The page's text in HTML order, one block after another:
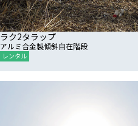
ラク2タラップ
アルミ合金製傾斜自在階段
レンタル